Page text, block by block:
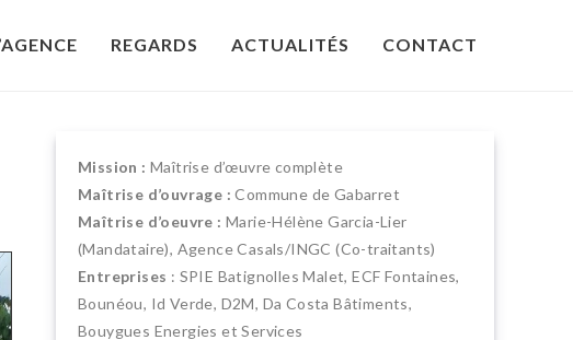
REGARDS ACTUALITÉS CONTACT
Mission : Maîtrise d’œuvre complète
Maîtrise d’ouvrage : Commune de Gabarret
Maîtrise d’oeuvre : Marie-Hélène Garcia-Lier
(Mandataire), Agence Casals/INGC (Co-traitants)
Entreprises : SPIE Batignolles Malet, ECF Fontaines,
Bounéou, Id Verde, D2M, Da Costa Bâtiments,
Bouygues Energies et Services